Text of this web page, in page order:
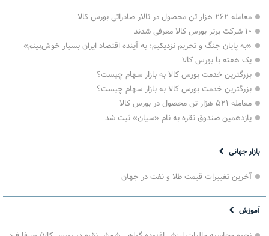
معامله ۲۶۲ هزار تن محصول در تالار صادراتی بورس کالا
۱۰ شرکت برتر بورس کالا معرفی شدند
«به پایان جنگ و تحریم نزدیکیم؛ به آینده اقتصاد ایران بسیار خوش‌بینم»
یک هفته با بورس کالا
بزرگترین خدمت بورس کالا به بازار سهام چیست؟
بزرگترین خدمت بورس کالا به بازار سهام چیست؟
معامله ۵۲۱ هزار تن محصول در بورس کالا
یازدهمین صندوق نقره به نام «سیان» ثبت شد
بازار جهانی
آخرین تغییرات قیمت طلا و نفت در جهان
آموزش